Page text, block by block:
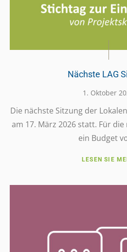
Nächste LAG
1. Oktober
Die nächste Sitzung der
am 17. März 2026 statt. Für
ein Budget
LESEN SIE